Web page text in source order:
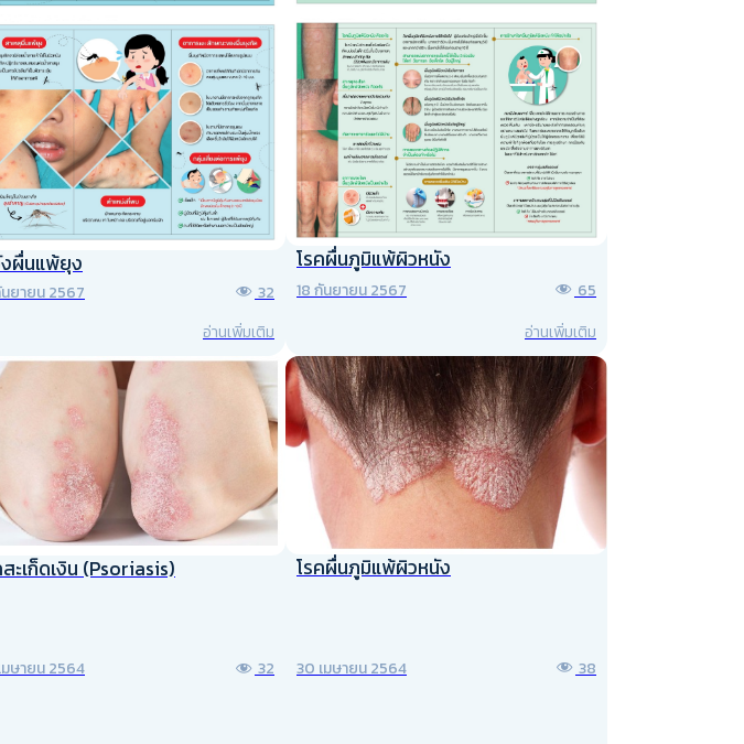
งผื่นแพ้ยุง
ยายน 2567 32
อ่านเพิ่มเติม
โรคผื่นภูมิแพ้ผิวหนัง
18 กันยายน 2567 65
อ่านเพิ่มเติม
ะเก็ดเงิน (Psoriasis)
มษายน 2564 32
โรคผื่นภูมิแพ้ผิวหนัง
30 เมษายน 2564 38